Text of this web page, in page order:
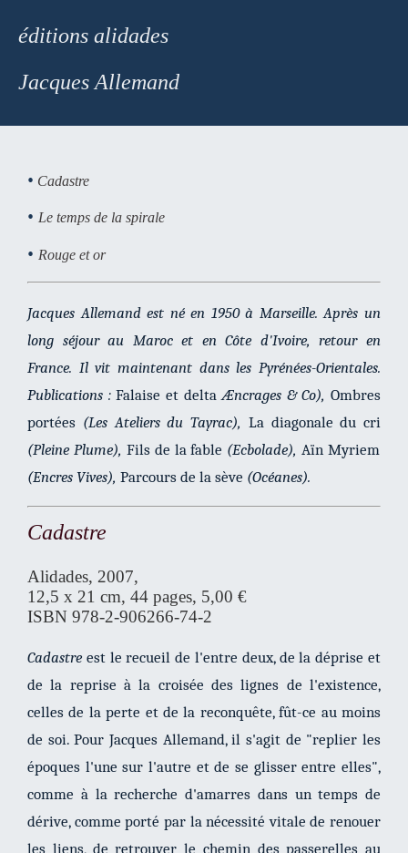
éditions alidades
Jacques Allemand
• Cadastre
• Le temps de la spirale
• Rouge et or
Jacques Allemand est né en 1950 à Marseille. Après un
long séjour au Maroc et en Côte d'Ivoire, retour en
France. Il vit maintenant dans les Pyrénées-Orientales.
Publications :Falaise et delta Æncrages & Co), Ombres
portées (Les Ateliers du Tayrac), La diagonale du cri
(Pleine Plume), Fils de la fable (Ecbolade), Aïn Myriem
(Encres Vives), Parcours de la sève (Océanes).
Cadastre
Alidades, 2007,
12,5 x 21 cm, 44 pages, 5,00 €
ISBN 978-2-906266-74-2
Cadastre est le recueil de l'entre deux, de la déprise et
de la reprise à la croisée des lignes de l'existence,
celles de la perte et de la reconquête, fût-ce au moins
de soi. Pour Jacques Allemand, il s'agit de "replier les
époques l'une sur l'autre et de se glisser entre elles",
comme à la recherche d'amarres dans un temps de
dérive, comme porté par la nécessité vitale de renouer
les liens, de retrouver le chemin des passerelles au